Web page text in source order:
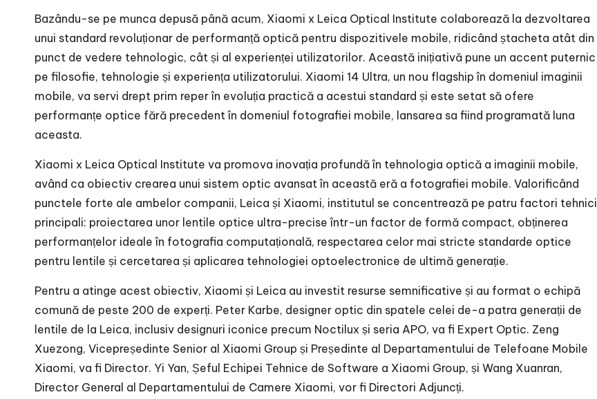
Bazându-se pe munca depusă până acum, Xiaomi x Leica Optical Institute colaborează la dezvoltarea
unui standard revoluționar de performanță optică pentru dispozitivele mobile, ridicând ștacheta atât din
punct de vedere tehnologic, cât și al experienței utilizatorilor. Această inițiativă pune un accent puternic
pe filosofie, tehnologie și experiența utilizatorului. Xiaomi 14 Ultra, un nou flagship în domeniul imaginii
mobile, va servi drept prim reper în evoluția practică a acestui standard și este setat să ofere
performanțe optice fără precedent în domeniul fotografiei mobile, lansarea sa fiind programată luna
aceasta.
Xiaomi x Leica Optical Institute va promova inovația profundă în tehnologia optică a imaginii mobile,
având ca obiectiv crearea unui sistem optic avansat în această eră a fotografiei mobile. Valorificând
punctele forte ale ambelor companii, Leica și Xiaomi, institutul se concentrează pe patru factori tehnici
principali: proiectarea unor lentile optice ultra-precise într-un factor de formă compact, obținerea
performanțelor ideale în fotografia computațională, respectarea celor mai stricte standarde optice
pentru lentile și cercetarea și aplicarea tehnologiei optoelectronice de ultimă generație.
Pentru a atinge acest obiectiv, Xiaomi și Leica au investit resurse semnificative și au format o echipă
comună de peste 200 de experți. Peter Karbe, designer optic din spatele celei de-a patra generații de
lentile de la Leica, inclusiv designuri iconice precum Noctilux și seria APO, va fi Expert Optic. Zeng
Xuezong, Vicepreședinte Senior al Xiaomi Group și Președinte al Departamentului de Telefoane Mobile
Xiaomi, va fi Director. Yi Yan, Șeful Echipei Tehnice de Software a Xiaomi Group, și Wang Xuanran,
Director General al Departamentului de Camere Xiaomi, vor fi Directori Adjuncți.